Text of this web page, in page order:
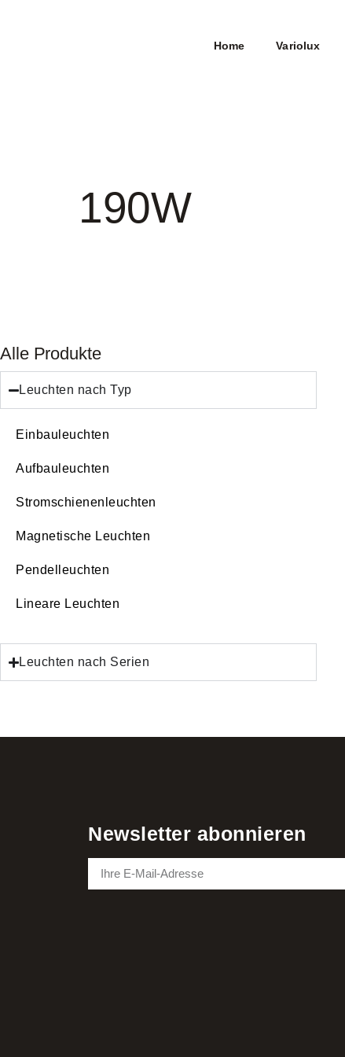
Home Variolux
190W
Alle Produkte
Leuchten nach Typ
Einbauleuchten
Aufbauleuchten
Stromschienenleuchten
Magnetische Leuchten
Pendelleuchten
Lineare Leuchten
Leuchten nach Serien
Newsletter abonnieren